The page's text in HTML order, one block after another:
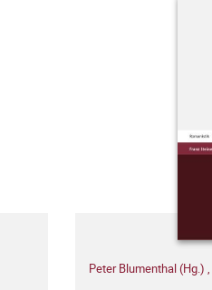
Peter Blumenthal (Hg.) ,